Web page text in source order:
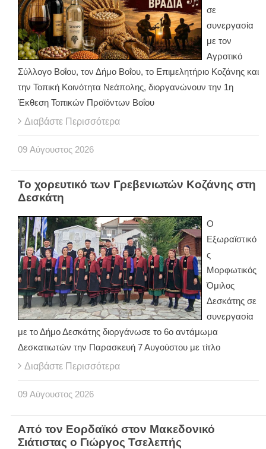
σε
συνεργασία
με τον
Αγροτικό
Σύλλογο Βοΐου, τον Δήμο Βοΐου, το Επιμελητήριο Κοζάνης και
την Τοπική Κοινότητα Νεάπολης, διοργανώνουν την 1η
Έκθεση Τοπικών Προϊόντων Βοΐου
Διαβάστε Περισσότερα
09 Αύγουστος 2026
Το χορευτικό των Γρεβενιωτών Κοζάνης στη
Δεσκάτη
Ο
Εξωραϊστικό
ς
Μορφωτικός
Όμιλος
Δεσκάτης σε
συνεργασία
με το Δήμο Δεσκάτης διοργάνωσε το 6ο αντάμωμα
Δεσκατιωτών την Παρασκευή 7 Αυγούστου με τίτλο
Διαβάστε Περισσότερα
09 Αύγουστος 2026
Από τον Εορδαϊκό στον Μακεδονικό
Σιάτιστας ο Γιώργος Τσελεπής